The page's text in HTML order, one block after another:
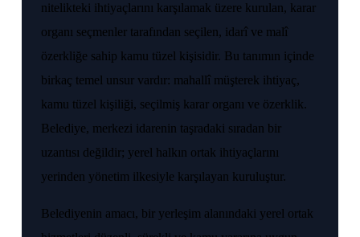
nitelikteki ihtiyaçlarını karşılamak üzere kurulan, karar
organı seçmenler tarafından seçilen, idarî ve malî
özerkliğe sahip kamu tüzel kişisidir. Bu tanımın içinde
birkaç temel unsur vardır: mahallî müşterek ihtiyaç,
kamu tüzel kişiliği, seçilmiş karar organı ve özerklik.
Belediye, merkezi idarenin taşradaki sıradan bir
uzantısı değildir; yerel halkın ortak ihtiyaçlarını
yerinden yönetim ilkesiyle karşılayan kuruluştur.
Belediyenin amacı, bir yerleşim alanındaki yerel ortak